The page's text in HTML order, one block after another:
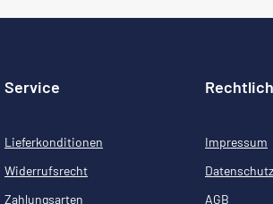
Service
Lieferkonditionen
Widerrufsrecht
Zahlungsarten
Impressum
Datenschutz
AGB